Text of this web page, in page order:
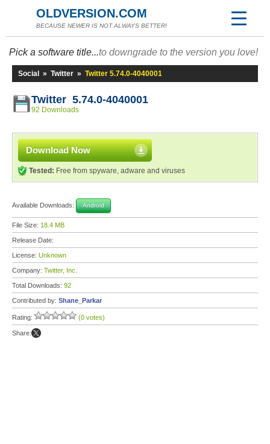
OLDVERSION.COM
BECAUSE NEWER IS NOT ALWAYS BETTER!
Pick a software title...to downgrade to the version you love!
Social » Twitter » Twitter 5.74.0-4040001
Twitter 5.74.0-4040001
92 Downloads
Download Now
Tested: Free from spyware, adware and viruses
Available Downloads: Android
File Size: 18.4 MB
Release Date:
License: Unknown
Company: Twitter, Inc.
Total Downloads: 92
Contributed by: Shane_Parkar
Rating: (0 votes)
Share: